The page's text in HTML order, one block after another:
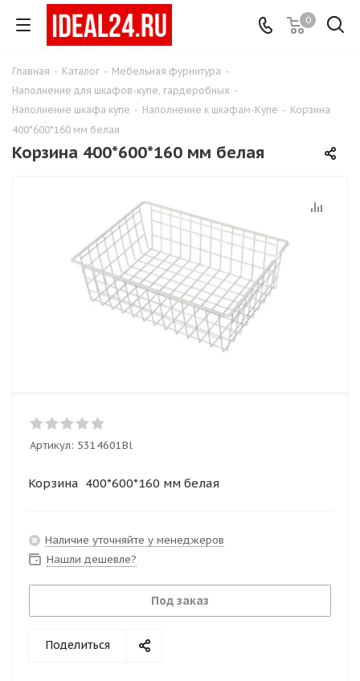
0
Главная - Каталог - Мебельная фурнитура -
Наполнение для шкафов-купе, гардеробных -
Наполнение шкафа купе - Наполнение к шкафам-Купе - Корзина
400*600*160 мм белая
Корзина 400*600*160 мм белая
Артикул: 5314601Bl
Корзина 400*600*160 мм белая
Наличие уточняйте у менеджеров
Нашли дешевле?
Под заказ
Поделиться